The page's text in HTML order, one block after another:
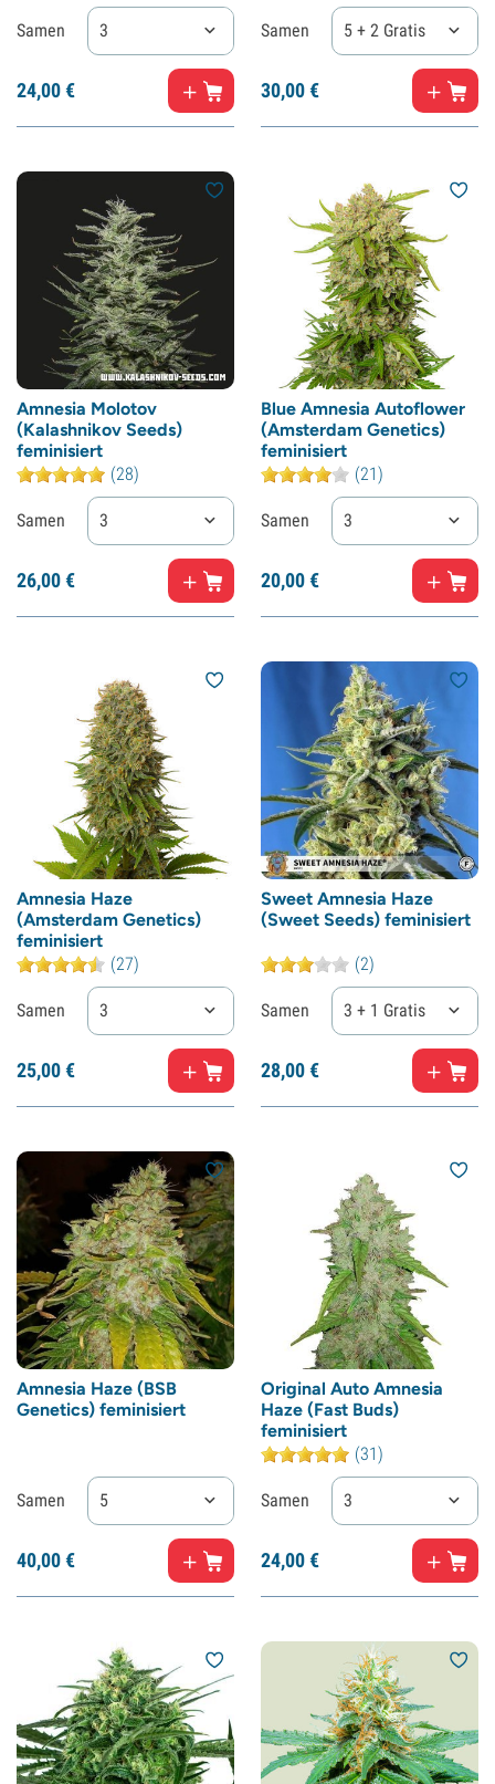
Samen 3
24,00€
Samen 5 + 2 Gratis
30,00€
Amnesia Molotov
(Kalashnikov Seeds)
feminisiert
(28)
Samen 3
26,00€
Blue Amnesia Autoflower
(Amsterdam Genetics)
feminisiert
(21)
Samen 3
20,00€
Amnesia Haze
(Amsterdam Genetics)
feminisiert
(27)
Samen 3
25,00€
Sweet Amnesia Haze
(Sweet Seeds) feminisiert
(2)
Samen 3 + 1 Gratis
28,00€
Amnesia Haze (BSB
Genetics) feminisiert
Samen 5
40,00€
Original Auto Amnesia
Haze (Fast Buds)
feminisiert
(31)
Samen 3
24,00€